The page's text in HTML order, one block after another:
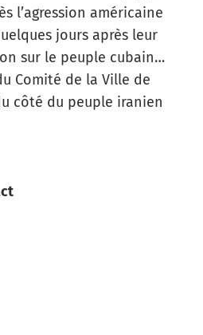
l’agression américaine
jours après leur
sur le peuple cubain…
Comité de la Ville de
côté du peuple iranien